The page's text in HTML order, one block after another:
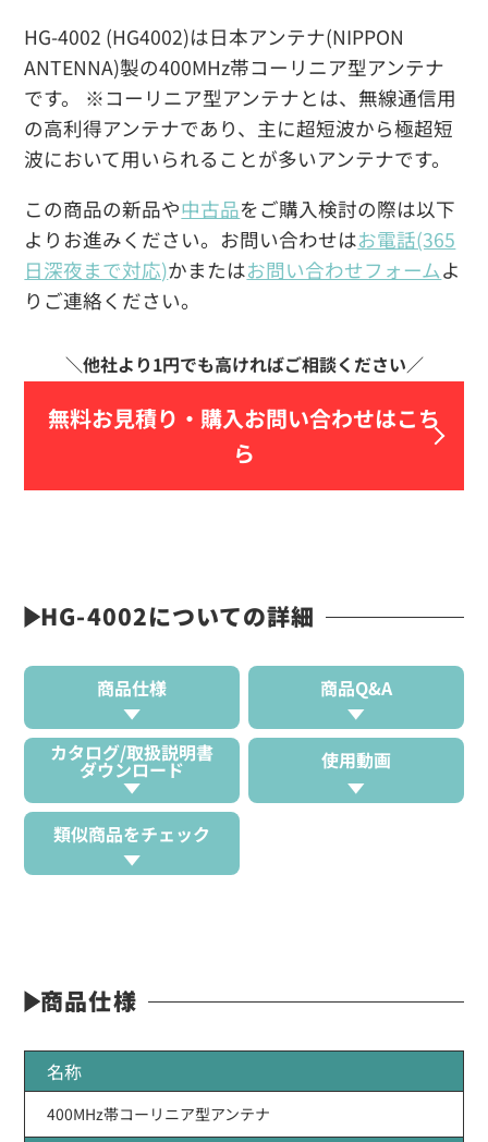
HG-4002 (HG4002)は日本アンテナ(NIPPON
ANTENNA)製の400MHz帯コーリニア型アンテナ
です。 ※コーリニア型アンテナとは、無線通信用
の高利得アンテナであり、主に超短波から極超短
波において用いられることが多いアンテナです。
この商品の新品や中古品をご購入検討の際は以下
よりお進みください。お問い合わせはお電話(365
日深夜まで対応)かまたはお問い合わせフォームよ
りご連絡ください。
無料お見積り・ 購入お問い合わせはこち
ら
HG-4002についての詳細
商品仕様 商品Q&A
カタログ/取扱説明書
ダウンロード 使用動画
類似商品をチェック
商品仕様
名称
400MHz帯コーリニア型アンテナ